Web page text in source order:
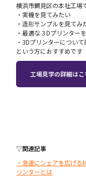
横浜市鶴見区の本社工場
・‍実機を見てみたい
・造形サンプルを見てみ
・最適な３Dプリンター
・3Dプリンターについ
という方におすすめです
工場見学の詳細はこ
▽関連記事
・急速にシェアを広げ
リンターとは